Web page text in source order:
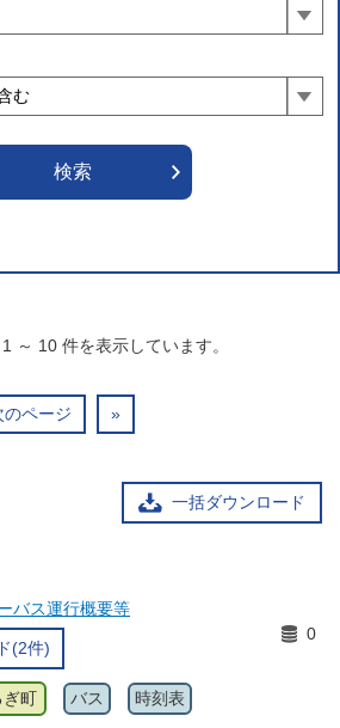
1 ～ 10 件を表示しています。
のページ »
一括ダウンロード
バス運行概要等
(2件)
0
ぎ町 バス 時刻表